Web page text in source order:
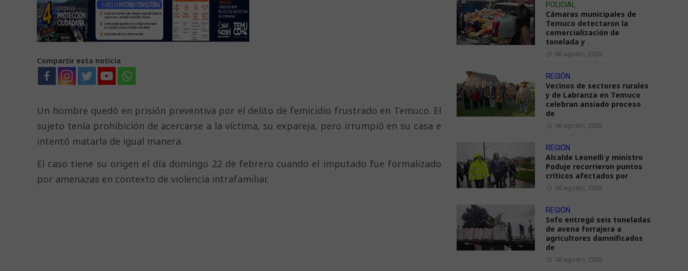
Compartir esta noticia
Un hombre quedó en prisión preventiva por el delito de femicidio frustrado en Temuco. El
sujeto tenía prohibición de acercarse a la víctima, su expareja, pero irrumpió en su casa e
intentó matarla de igual manera.
El caso tiene su origen el día domingo 22 de febrero cuando el imputado fue formalizado
por amenazas en contexto de violencia intrafamiliar.
POLICIAL
Cámaras municipales de
Temuco detectaron la
comercialización de
tonelada y
06 agosto, 2026
REGIÓN
Vecinos de sectores rurales
y de Labranza en Temuco
celebran ansiado proceso
de
06 agosto, 2026
REGIÓN
Alcalde Leonelli y ministro
Poduje recorrieron puntos
críticos afectados por
06 agosto, 2026
REGIÓN
Sofo entregó seis toneladas
de avena forrajera a
agricultores damnificados
de
06 agosto, 2026